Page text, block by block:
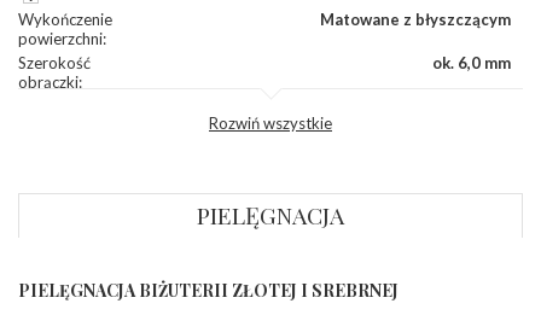
Wykończenie
powierzchni:
Matowane z błyszczącym
Szerokość
obrączki:
ok. 6,0 mm
INNE PARAMETRY
Rozwiń wszystkie
PIELĘGNACJA
PIELĘGNACJA BIŻUTERII ZŁOTEJ I SREBRNEJ